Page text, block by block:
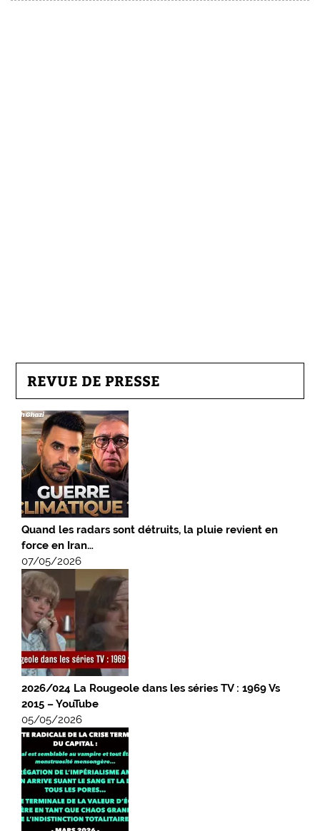
REVUE DE PRESSE
Quand les radars sont détruits, la pluie revient en
force en Iran…
07/05/2026
2026/024 La Rougeole dans les séries TV : 1969 Vs
2015 – YouTube
05/05/2026